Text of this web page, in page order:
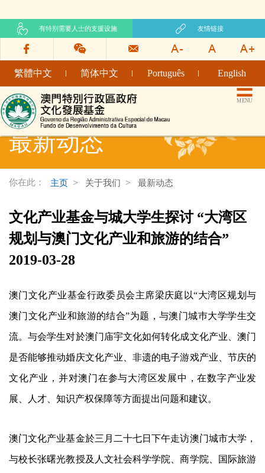
有特别需要人士的支援设施 友情链接
繁體中文 简体中文 Português English
文化发展基金网页 MENU
最新动态
你在此： 主页 关于我们 最新动态
文化产业基金与城大学生探讨 “大湾区
规划与澳门文化产业和旅游的结合”
2019-03-28
澳门文化产业基金行政委员会主席梁庆庭以“大湾区规划与
澳门文化产业和旅游的结合”为题，与澳门城巿大学学生交
流。与会学生对於澳门庙宇文化如何转化成文化产业、澳门
是否能够推动婚庆文化产业、非遗的电子游戏产业、节庆的
文化产业，并对澳门在参与大湾区发展中，在数字产业发
展、人才、知识产权保障等方面提出问题和建议。
澳门文化产业基金於三月二十七日下午走访澳门城市大学，
与校长张曙光教授及人文社会科学学院、商学院、国际旅游